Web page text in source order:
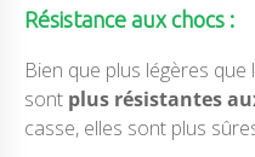
Résistance aux chocs :
Bien que plus légères
sont plus résistantes
casse, elles sont plus